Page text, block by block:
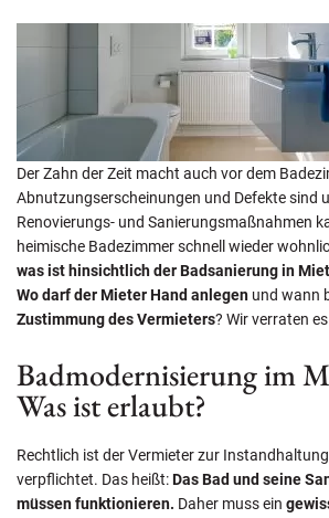
Der Zahn der Zeit macht auch vor dem
Abnutzungserscheinungen und Defekte sind
Renovierungs- und Sanierungsmaßnahmen
heimische Badezimmer schnell wieder
was ist hinsichtlich der Badsanierung in
Wo darf der Mieter Hand anlegen und wann
Zustimmung des Vermieters? Wir verraten
Badmodernisierung im
Was ist erlaubt?
Rechtlich ist der Vermieter zur
verpflichtet. Das heißt:Das Bad und seine
müssen funktionieren. Daher muss ein